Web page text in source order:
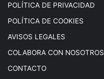
POLÍTICA DE PRIVACIDAD
POLÍTICA DE COOKIES
AVISOS LEGALES
COLABORA CON NOSOTROS
CONTACTO